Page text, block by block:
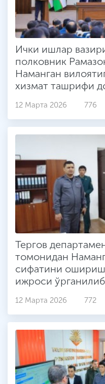
Ички ишлар
полковник
Наманган
хизмат ташрифи
бағишланган
бўлиб ўтди
12 Марта 2026 776
Тергов
томонидан
сифатини
ижроси
12 Марта 2026 772